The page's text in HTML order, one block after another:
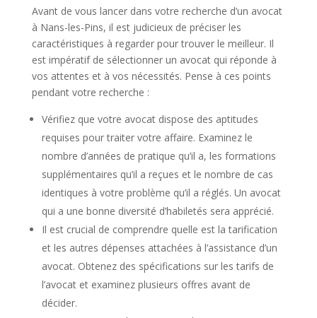
Avant de vous lancer dans votre recherche d’un avocat
à Nans-les-Pins, il est judicieux de préciser les
caractéristiques à regarder pour trouver le meilleur. Il
est impératif de sélectionner un avocat qui réponde à
vos attentes et à vos nécessités. Pense à ces points
pendant votre recherche :
Vérifiez que votre avocat dispose des aptitudes
requises pour traiter votre affaire. Examinez le
nombre d’années de pratique qu’il a, les formations
supplémentaires qu’il a reçues et le nombre de cas
identiques à votre problème qu’il a réglés. Un avocat
qui a une bonne diversité d’habiletés sera apprécié.
Il est crucial de comprendre quelle est la tarification
et les autres dépenses attachées à l’assistance d’un
avocat. Obtenez des spécifications sur les tarifs de
l’avocat et examinez plusieurs offres avant de
décider.